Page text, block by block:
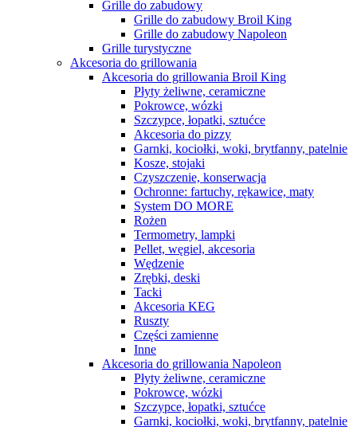
Grille do zabudowy
Grille do zabudowy Broil King
Grille do zabudowy Napoleon
Grille turystyczne
Akcesoria do grillowania
Akcesoria do grillowania Broil King
Płyty żeliwne, ceramiczne
Pokrowce, wózki
Szczypce, łopatki, sztućce
Akcesoria do pizzy
Garnki, kociołki, woki, brytfanny, patelnie
Kosze, stojaki
Czyszczenie, konserwacja
Ochronne: fartuchy, rękawice, maty
System DO MORE
Rożen
Termometry, lampki
Pellet, węgiel, akcesoria
Wędzenie
Zrębki, deski
Tacki
Akcesoria KEG
Ruszty
Części zamienne
Inne
Akcesoria do grillowania Napoleon
Płyty żeliwne, ceramiczne
Pokrowce, wózki
Szczypce, łopatki, sztućce
Garnki, kociołki, woki, brytfanny, patelnie